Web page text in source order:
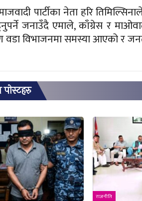
पार्टीका नेता हरि
जनाउँदै एमाले, काँग्रेस र
वडा विभाजनमा समस्या आएको र
राजनीति